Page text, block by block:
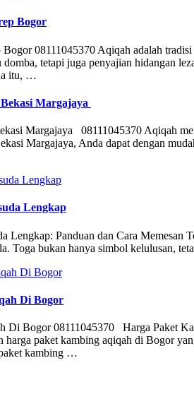
Bogor
Bogor 08111045370 Aqiqah adalah
tetapi juga penyajian hidangan
itu, …
Margajaya
Margajaya 08111045370 Aqiqah
Margajaya, Anda dapat dengan
Lengkap
Lengkap: Panduan dan Cara Memesan
Toga bukan hanya simbol kelulusan,
Di Bogor
Di Bogor 08111045370 Harga Paket
paket kambing aqiqah di Bogor
kambing …